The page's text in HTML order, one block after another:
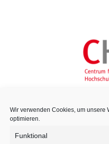
Wir verwenden Cookies, um unsere
optimieren.
Funktional